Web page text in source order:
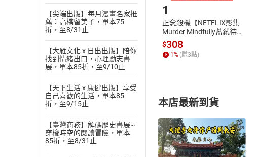
【尖端出版】每月漫畫名家推
薦：高橋留美子，單本75
折，至8/31止
【大雁文化 x 日出出版】陪你
找到情緒出口，心理勵志書
展，單本85折，至9/10止
【天下生活 x 康健出版】享受
自己喜歡的生活，單本85
折，至9/15止
【臺灣商務】解碼歷史書展~
穿梭時空的閱讀冒險，單本
85折，至8/31止
1
正念殺機【NETFLIX影集
Murder Mindfully蓄弒待
發】【電子書】
$308
1% (賺3點)
本店最新到貨